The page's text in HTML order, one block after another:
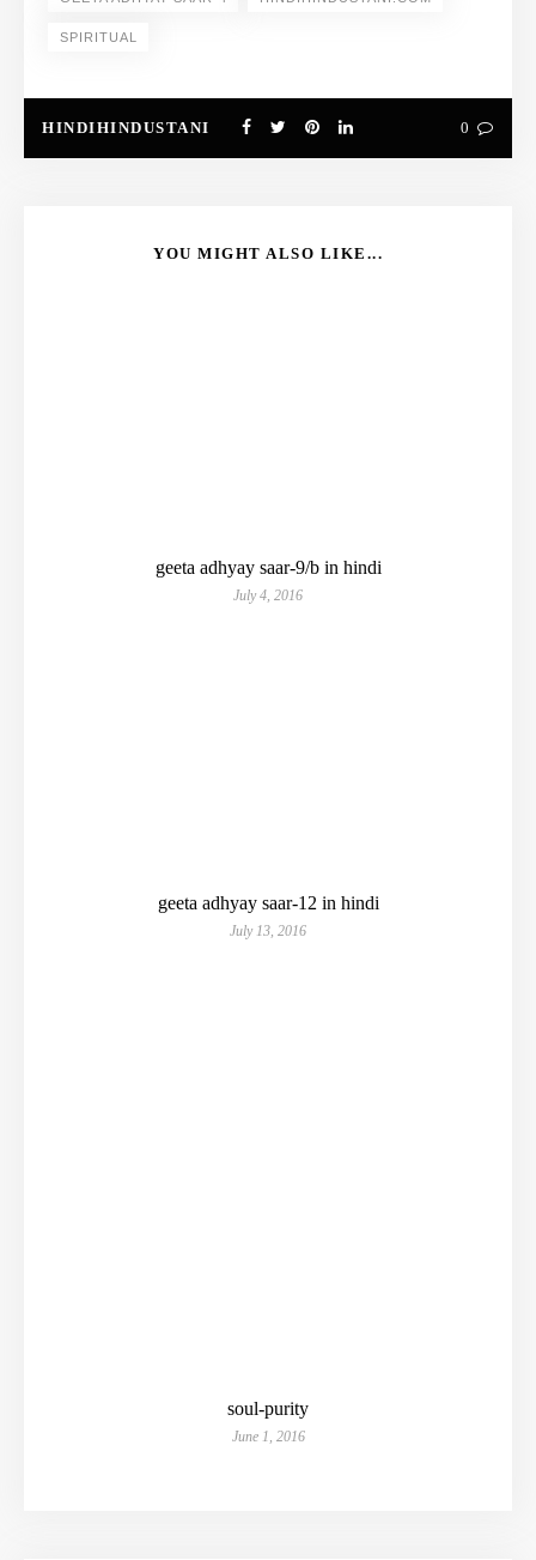
SPIRITUAL
HINDIHINDUSTANI 0
YOU MIGHT ALSO LIKE...
geeta adhyay saar-9/b in hindi
July 4, 2016
geeta adhyay saar-12 in hindi
July 13, 2016
soul-purity
June 1, 2016